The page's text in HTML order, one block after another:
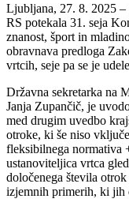
Ljubljana, 27. 8. 2025 –
RS potekala 31. seja
znanost, šport in
obravnava predloga
vrtcih, seje pa se je
Državna sekretarka na
Janja Zupančič, je
med drugim uvedbo
otroke, ki še niso
fleksibilnega normativa
ustanoviteljica vrtca
določenega števila
izjemnih primerih, ki jih